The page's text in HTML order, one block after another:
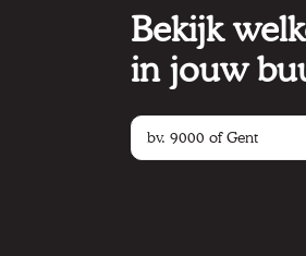
Bekijk
in jouw